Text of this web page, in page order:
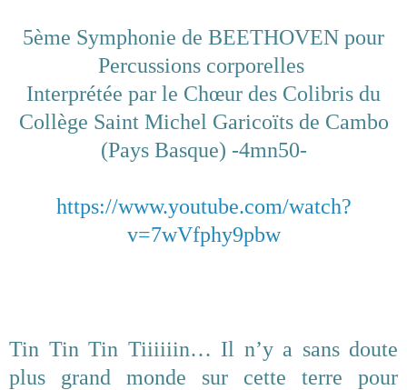
5ème Symphonie de BEETHOVEN pour
Percussions corporelles
Interprétée par le Chœur des Colibris du
Collège Saint Michel Garicoïts de Cambo
(Pays Basque) -4mn50-
https://www.youtube.com/watch?
v=7wVfphy9pbw
Tin Tin Tin Tiiiiiin… Il n’y a sans doute
plus grand monde sur cette terre pour